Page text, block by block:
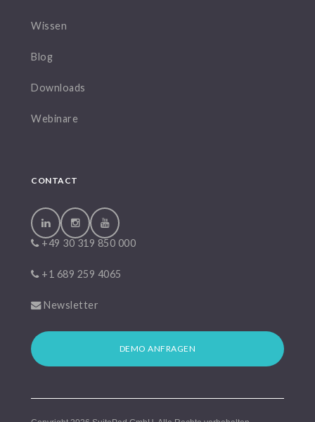
Wissen
Blog
Downloads
Webinare
CONTACT
+49 30 319 850 000
+1 689 259 4065
Newsletter
DEMO ANFRAGEN